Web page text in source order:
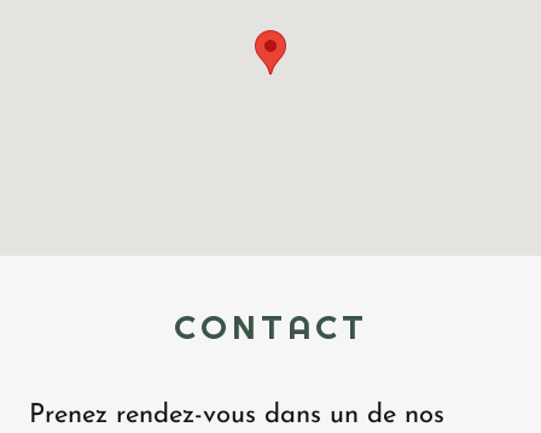
CONTACT
Prenez rendez-vous dans un de nos